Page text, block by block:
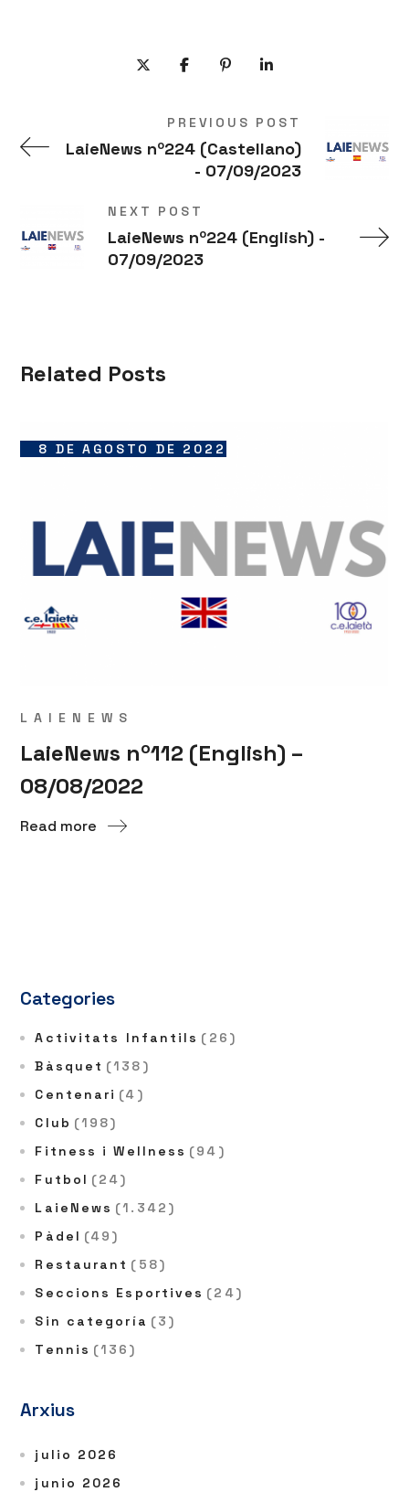
PREVIOUS POST
LaieNews nº224 (Castellano)
- 07/09/2023
NEXT POST
LaieNews nº224 (English) -
07/09/2023
Related Posts
8 DE AGOSTO DE 2022
LAIENEWS
LaieNews nº112 (English) –
08/08/2022
Read more
Categories
Activitats Infantils (26)
Bàsquet (138)
Centenari (4)
Club (198)
Fitness i Wellness (94)
Futbol (24)
LaieNews (1.342)
Pàdel (49)
Restaurant (58)
Seccions Esportives (24)
Sin categoría (3)
Tennis (136)
Arxius
julio 2026
junio 2026